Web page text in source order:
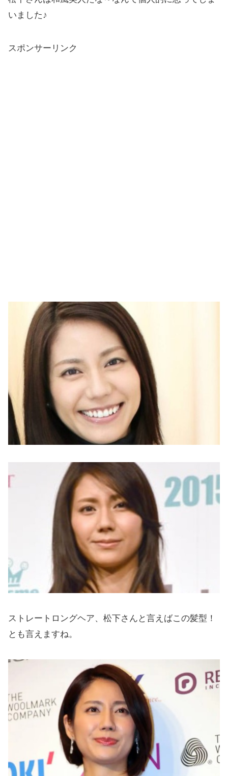
いました♪
スポンサーリンク
ストレートロングヘア、松下さんと言えばこの髪型！
とも言えますね。